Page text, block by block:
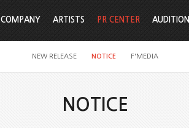
COMPANY ARTISTS PR CENTER
NEW RELEASE NOTICE F'MEDIA
AUDITION
NOTICE